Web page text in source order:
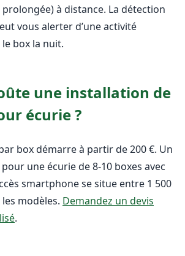
à distance. La détection
vous alerter d’une activité
box la nuit.
une installation de
écurie ?
box démarre à partir de 200 €. Un
une écurie de 8-10 boxes avec
smartphone se situe entre 1 500
modèles. Demandez un devis
.